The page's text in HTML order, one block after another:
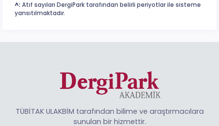
^: Atıf sayıları DergiPark tarafından belirli periyotlar ile sisteme
yansıtılmaktadır.
TÜBİTAK ULAKBİM tarafından bilime ve araştırmacılara
sunulan bir hizmettir.